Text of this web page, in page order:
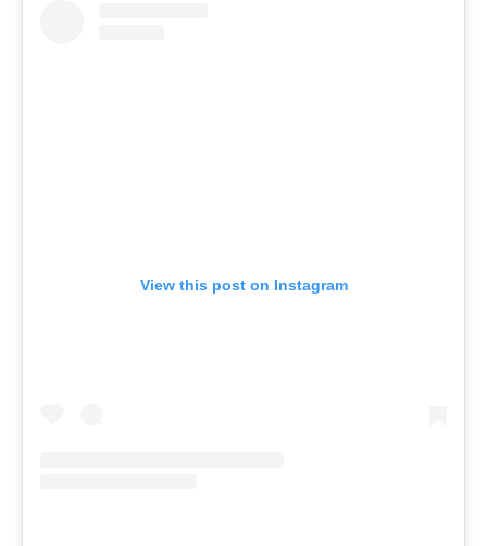
View this post on Instagram